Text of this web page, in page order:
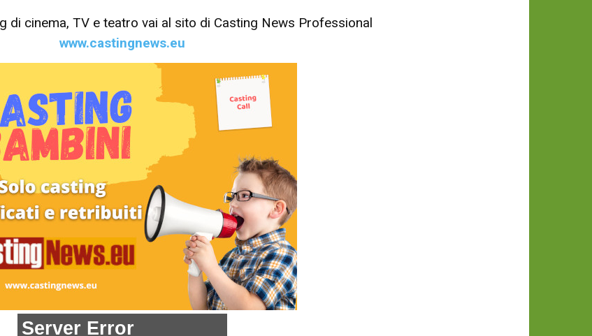
di cinema, TV e teatro vai al sito di Casting News Professional
www.castingnews.eu